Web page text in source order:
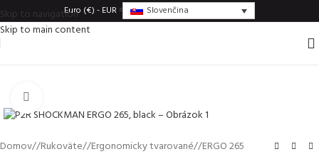
Skip to navigation
Skip to main content
Euro (€) - EUR Slovenčina
Domov/ Rukoväte/ Ergonomicky tvarované/ ERGO 265